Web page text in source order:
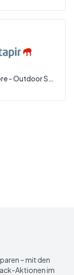
tapir store - Outdoor Shop
– mit den
Aktionen im